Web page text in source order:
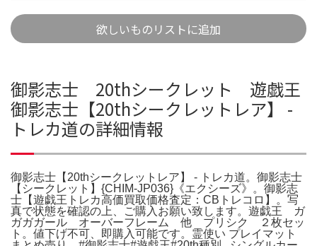
欲しいものリストに追加
御影志士 20thシークレット 遊戯王
御影志士【20thシークレットレア】 -
トレカ道の詳細情報
御影志士【20thシークレットレア】 - トレカ道。御影志士
【シークレット】{CHIM-JP036}《エクシーズ》。御影志
士【遊戯王トレカ高価買取価格査定：CBトレコロ】。写
真で状態を確認の上、ご購入お願い致します。遊戯王 ガ
ガガガール オーバーフレーム 他 プリシク ２枚セッ
ト。値下げ不可、即購入可能です。霊使い プレイマット